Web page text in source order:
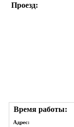
Проезд:
Время работы:
Адрес: